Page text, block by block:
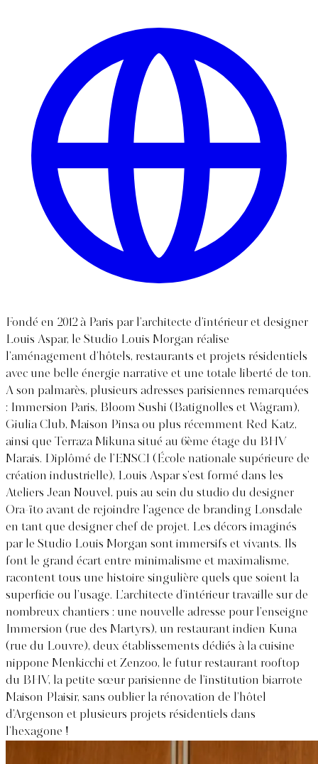
Fondé en 2012 à Paris par l’architecte d’intérieur et designer
Louis Aspar, le Studio Louis Morgan réalise
l’aménagement d’hôtels, restaurants et projets résidentiels
avec une belle énergie narrative et une totale liberté de ton.
A son palmarès, plusieurs adresses parisiennes remarquées
: Immersion Paris, Bloom Sushi (Batignolles et Wagram),
Giulia Club, Maison Pinsa ou plus récemment Red Katz,
ainsi que Terraza Mikuna situé au 6ème étage du BHV
Marais. Diplômé de l’ENSCI (École nationale supérieure de
création industrielle), Louis Aspar s’est formé dans les
Ateliers Jean Nouvel, puis au sein du studio du designer
Ora-ïto avant de rejoindre l’agence de branding Lonsdale
en tant que designer chef de projet. Les décors imaginés
par le Studio Louis Morgan sont immersifs et vivants. Ils
font le grand écart entre minimalisme et maximalisme,
racontent tous une histoire singulière quels que soient la
superficie ou l’usage. L’architecte d’intérieur travaille sur de
nombreux chantiers : une nouvelle adresse pour l’enseigne
Immersion (rue des Martyrs), un restaurant indien Kuna
(rue du Louvre), deux établissements dédiés à la cuisine
nippone Menkicchi et Zenzoo, le futur restaurant rooftop
du BHV, la petite sœur parisienne de l’institution biarrote
Maison Plaisir, sans oublier la rénovation de l’hôtel
d’Argenson et plusieurs projets résidentiels dans
l’hexagone !